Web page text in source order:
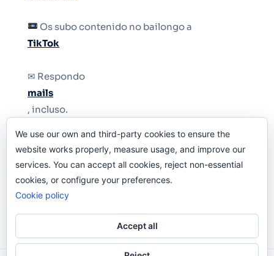
Os subo contenido no bailongo a
TikTok
✉ Respondo
mails
, incluso.
Y si una persona no puede tener teléfono, que
le quiten el teléfono.
We use our own and third-party cookies to ensure the
website works properly, measure usage, and improve our
services. You can accept all cookies, reject non-essential
cookies, or configure your preferences.
Cookie policy
Accept all